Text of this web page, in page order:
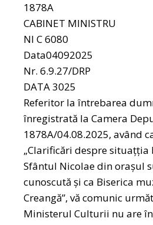
1878A
CABINET MINISTRU
NI C 6080
Data04092025
Nr. 6.9.27/DRP
DATA 3025
Referitor la întrebarea
înregistrată la Camera
1878A/04.08.2025, având
„Clarificări despre
Sfântul Nicolae din oraşul
cunoscută și ca Biserica
Creangă”, vă comunic
Ministerul Culturii nu are